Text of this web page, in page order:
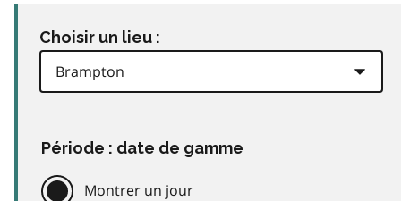
Choisir un lieu :
Période : date de gamme
Montrer un jour